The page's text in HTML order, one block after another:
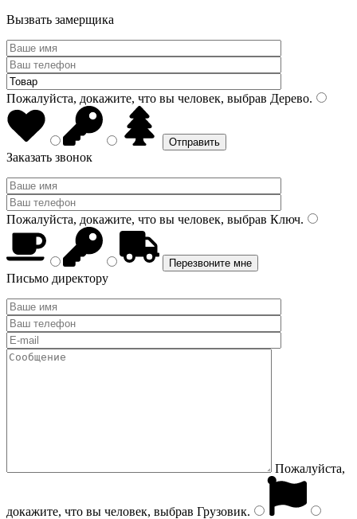
Вызвать замерщика
Пожалуйста, докажите, что вы человек, выбрав Дерево.
Заказать звонок
Пожалуйста, докажите, что вы человек, выбрав Ключ.
Письмо директору
Пожалуйста,
докажите, что вы человек, выбрав Грузовик.